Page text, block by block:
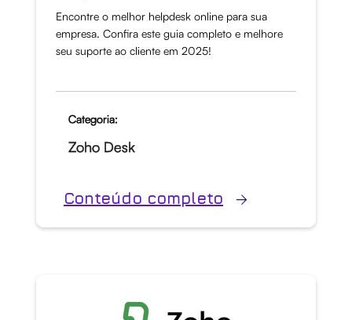
Encontre o melhor helpdesk online para sua
empresa. Confira este guia completo e melhore
seu suporte ao cliente em 2025!
Categoria:
Zoho Desk
Conteúdo completo